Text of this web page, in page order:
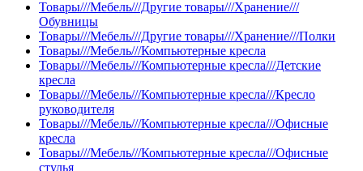
Товары///Мебель///Другие товары///Хранение///
Обувницы
Товары///Мебель///Другие товары///Хранение///Полки
Товары///Мебель///Компьютерные кресла
Товары///Мебель///Компьютерные кресла///Детские
кресла
Товары///Мебель///Компьютерные кресла///Кресло
руководителя
Товары///Мебель///Компьютерные кресла///Офисные
кресла
Товары///Мебель///Компьютерные кресла///Офисные
стулья